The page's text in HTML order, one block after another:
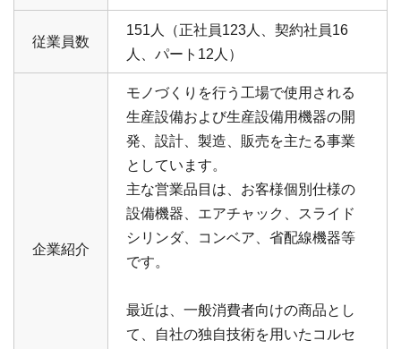
従業員数
151人（正社員123人、契約社員16
人、パート12人）
企業紹介
モノづくりを行う工場で使用される
生産設備および生産設備用機器の開
発、設計、製造、販売を主たる事業
としています。
主な営業品目は、お客様個別仕様の
設備機器、エアチャック、スライド
シリンダ、コンベア、省配線機器等
です。
最近は、一般消費者向けの商品とし
て、自社の独自技術を用いたコルセ